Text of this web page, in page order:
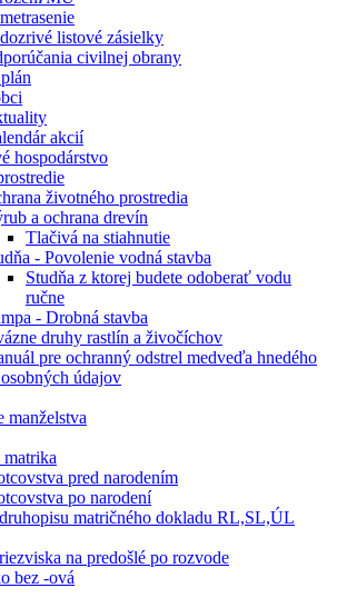
listové zásielky
civilnej obrany
akcií
hospodárstvo
životného prostredia
a ochrana drevín
Tlačivá na stiahnutie
- Povolenie vodná stavba
Studňa z ktorej budete odoberať vodu
ručne
- Drobná stavba
druhy rastlín a živočíchov
pre ochranný odstrel medveďa hnedého
údajov
manželstva
matrika
pred narodením
po narodení
matričného dokladu RL,SL,ÚL
na predošlé po rozvode
bez -ová